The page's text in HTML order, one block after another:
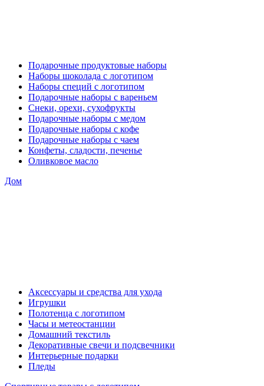
Подарочные продуктовые наборы
Наборы шоколада с логотипом
Наборы специй с логотипом
Подарочные наборы с вареньем
Снеки, орехи, сухофрукты
Подарочные наборы с медом
Подарочные наборы с кофе
Подарочные наборы с чаем
Конфеты, сладости, печенье
Оливковое масло
Дом
Аксессуары и средства для ухода
Игрушки
Полотенца с логотипом
Часы и метеостанции
Домашний текстиль
Декоративные свечи и подсвечники
Интерьерные подарки
Пледы